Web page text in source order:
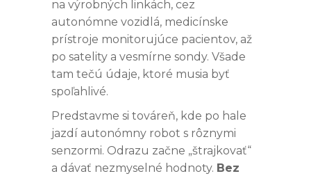
na výrobných linkách, cez
autonómne vozidlá, medicínske
prístroje monitorujúce pacientov, až
po satelity a vesmírne sondy. Všade
tam tečú údaje, ktoré musia byť
spoľahlivé.
Predstavme si továreň, kde po hale
jazdí autonómny robot s rôznymi
senzormi. Odrazu začne „štrajkovať“
a dávať nezmyselné hodnoty. Bez